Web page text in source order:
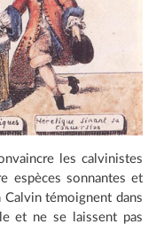
les calvinistes
espèces sonnantes et
Calvin témoignent dans
et ne se laissent pas